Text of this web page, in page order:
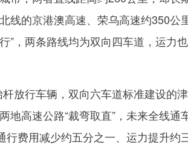
线的京港澳高速、荣乌高速约350公
”，两条路线均为双向四车道，运力
行车辆，双向六车道标准建设的
地高速公路“裁弯取直”，未来全线通
费用减少约五分之一、运力提升约